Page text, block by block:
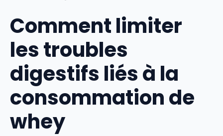
Comment limiter
les troubles
digestifs liés à la
consommation de
whey